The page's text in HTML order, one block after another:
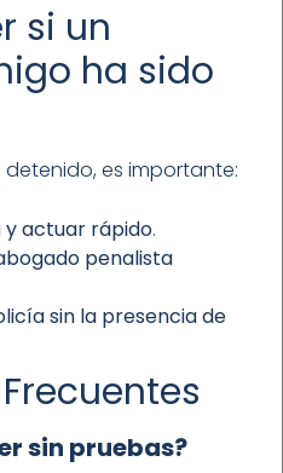
si un
ha sido
detenido, es importante:
actuar rápido.
penalista
sin la presencia de
sin pruebas?